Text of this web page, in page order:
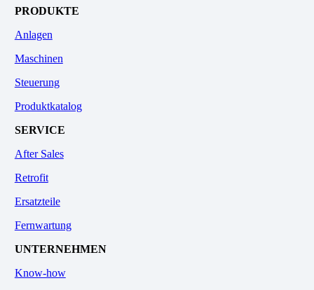
PRODUKTE
Anlagen
Maschinen
Steuerung
Produktkatalog
SERVICE
After Sales
Retrofit
Ersatzteile
Fernwartung
UNTERNEHMEN
Know-how